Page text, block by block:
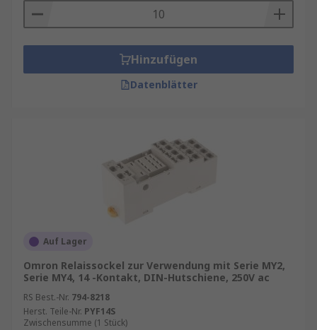
Hinzufügen
Datenblätter
Auf Lager
Omron Relaissockel zur Verwendung mit Serie MY2,
Serie MY4, 14 -Kontakt, DIN-Hutschiene, 250V ac
RS Best.-Nr. 794-8218
Herst. Teile-Nr. PYF14S
Zwischensumme (1 Stück)